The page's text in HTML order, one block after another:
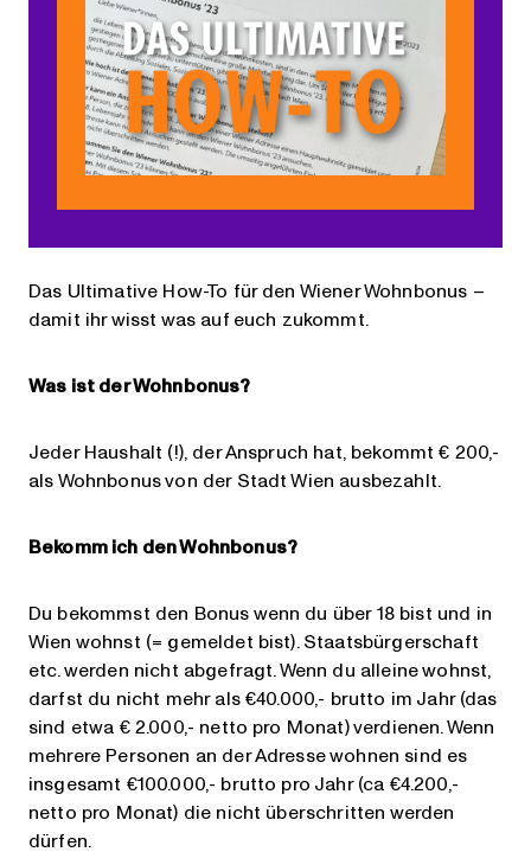
Das Ultimative How-To für den Wiener Wohnbonus –
damit ihr wisst was auf euch zukommt.
Was ist der Wohnbonus?
Jeder Haushalt (!), der Anspruch hat, bekommt € 200,-
als Wohnbonus von der Stadt Wien ausbezahlt.
Bekomm ich den Wohnbonus?
Du bekommst den Bonus wenn du über 18 bist und in
Wien wohnst (= gemeldet bist). Staatsbürgerschaft
etc. werden nicht abgefragt. Wenn du alleine wohnst,
darfst du nicht mehr als €40.000,- brutto im Jahr (das
sind etwa € 2.000,- netto pro Monat) verdienen. Wenn
mehrere Personen an der Adresse wohnen sind es
insgesamt €100.000,- brutto pro Jahr (ca €4.200,-
netto pro Monat) die nicht überschritten werden
dürfen.